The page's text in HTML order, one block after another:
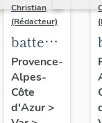
Christian
(Rédacteur)
batterie
dite
Ouvrage
du Gros
Cerveau
Provence-
Alpes-
Côte
d'Azur>